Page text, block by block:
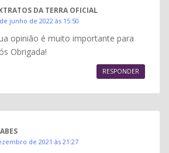
DA TERRA OFICIAL
junho de 2022 às 15:50
opinião é muito importante para
Obrigada!
RESPONDER
de 2021 às 21:27